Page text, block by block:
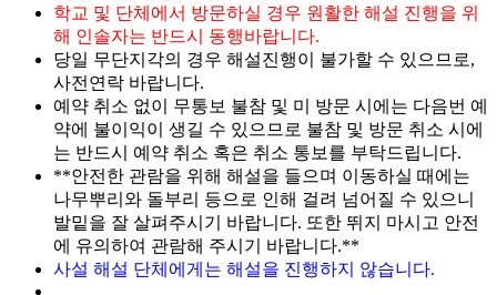
학교 및 단체에서 방문하실 경우 원활한 해설 진행을 위
해 인솔자는 반드시 동행바랍니다.
당일 무단지각의 경우 해설진행이 불가할 수 있으므로,
사전연락 바랍니다.
예약 취소 없이 무통보 불참 및 미 방문 시에는 다음번 예
약에 불이익이 생길 수 있으므로 불참 및 방문 취소 시에
는 반드시 예약 취소 혹은 취소 통보를 부탁드립니다.
**안전한 관람을 위해 해설을 들으며 이동하실 때에는
나무뿌리와 돌부리 등으로 인해 걸려 넘어질 수 있으니
발밑을 잘 살펴주시기 바랍니다. 또한 뛰지 마시고 안전
에 유의하여 관람해 주시기 바랍니다.**
사설 해설 단체에게는 해설을 진행하지 않습니다.